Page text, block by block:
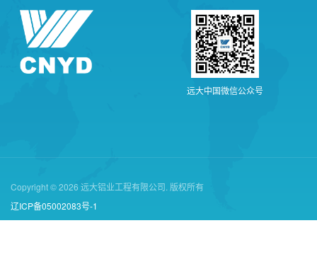
远大中 国微信公众号
Copyright © 2026 远大铝业工程有限公司. 版权所有
辽ICP备05002083号-1